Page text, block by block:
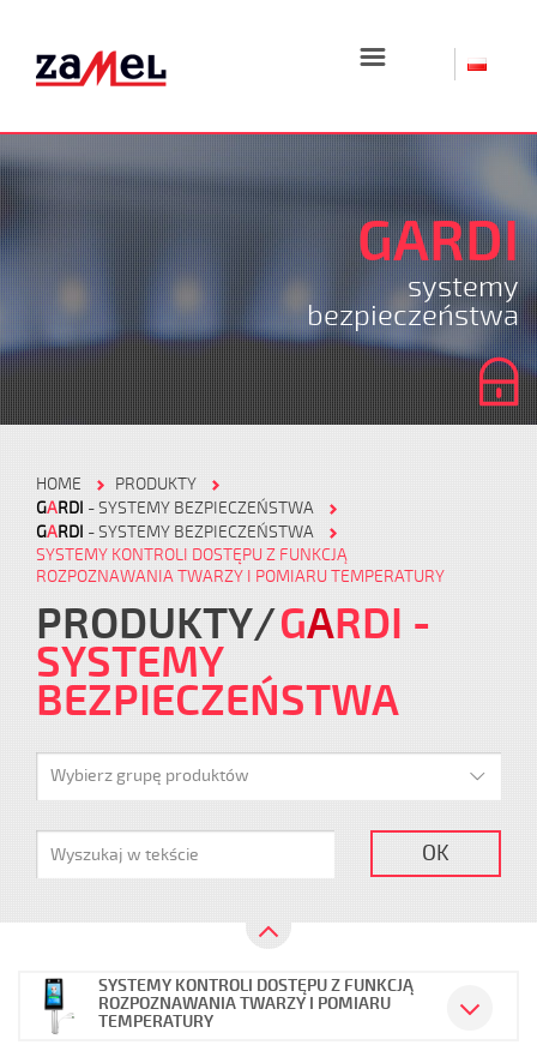
☰
GARDI
systemy
bezpieczeństwa
HOME
PRODUKTY
GARDI - SYSTEMY BEZPIECZEŃSTWA
GARDI - SYSTEMY BEZPIECZEŃSTWA
SYSTEMY KONTROLI DOSTĘPU Z FUNKCJĄ
ROZPOZNAWANIA TWARZY I POMIARU TEMPERATURY
PRODUKTY GARDI -
SYSTEMY
BEZPIECZEŃSTWA
Wybierz grupę produktów
OK
SYSTEMY KONTROLI DOSTĘPU Z FUNKCJĄ
ROZPOZNAWANIA TWARZY I POMIARU
TEMPERATURY